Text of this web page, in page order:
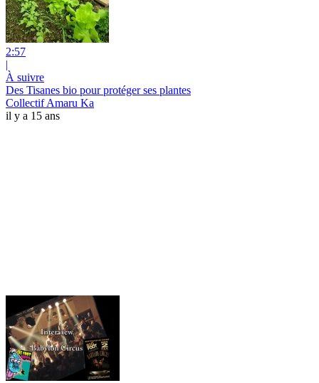
2:57
|
À suivre
Des Tisanes bio pour protéger ses plantes
Collectif Amaru Ka
il y a 15 ans